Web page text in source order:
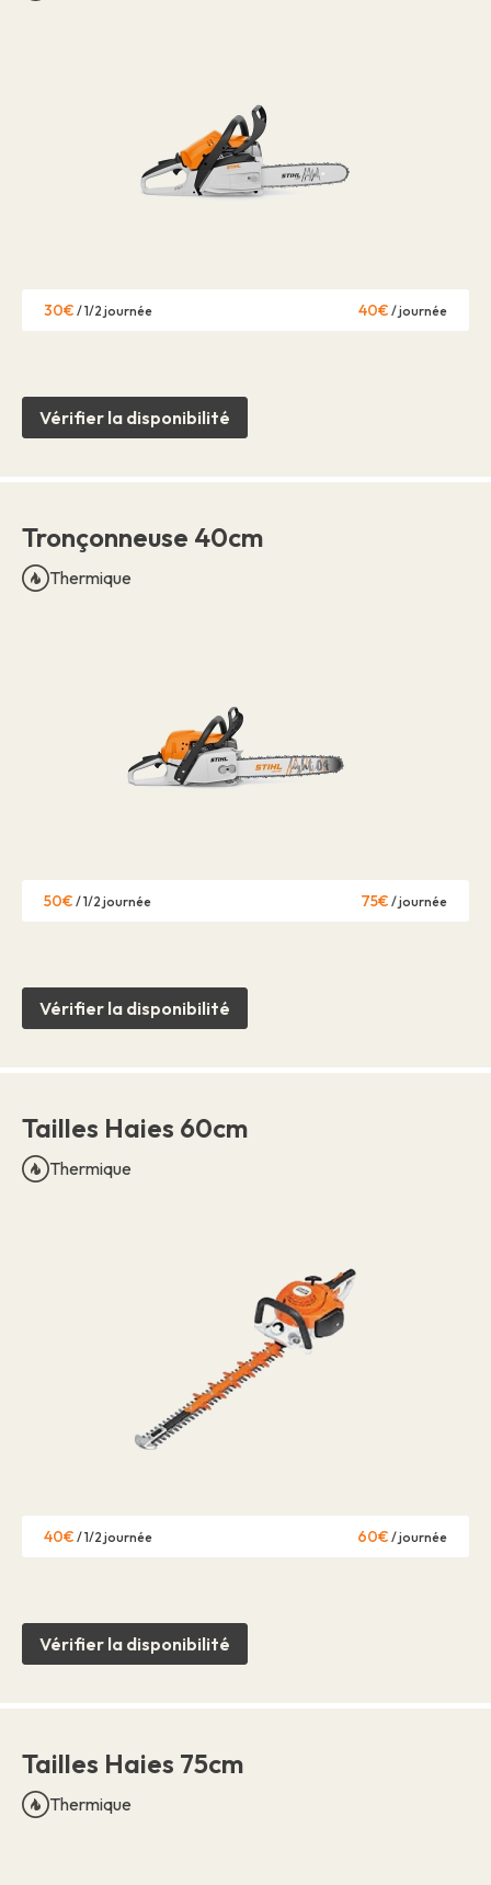
30€ / 1/2 journée 40€ / journée
Vérifier la disponibilité
Tronçonneuse 40cm
Thermique
50€ / 1/2 journée 75€ / journée
Vérifier la disponibilité
Tailles Haies 60cm
Thermique
40€ / 1/2 journée 60€ / journée
Vérifier la disponibilité
Tailles Haies 75cm
Thermique